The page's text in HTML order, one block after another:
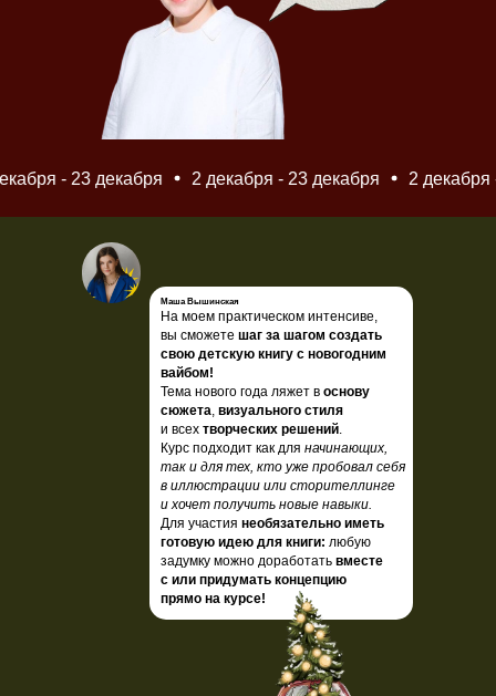
- 23 декабря 2 декабря - 23 декабря 2 декабря -
На моем практическом интенсиве,
вы сможете шаг за шагом создать
свою детскую книгу с новогодним
вайбом!
Тема нового года ляжет в основу
сюжета, визуального стиля
и всех творческих решений.
Курс подходит как для начинающих,
так и для тех, кто уже пробовал себя
в иллюстрации или сторителлинге
и хочет получить новые навыки.
Для участия необязательно иметь
готовую идею для книги: любую
задумку можно доработать вместе
с или придумать концепцию
прямо на курсе!
Маша Вышинская